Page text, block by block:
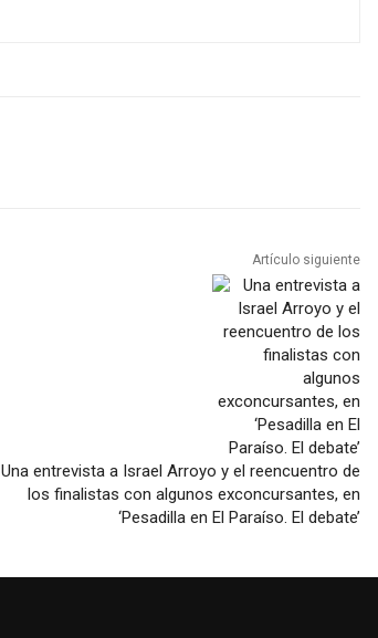
Artículo siguiente
Una entrevista a Israel Arroyo y el reencuentro de
los finalistas con algunos exconcursantes, en
‘Pesadilla en El Paraíso. El debate’